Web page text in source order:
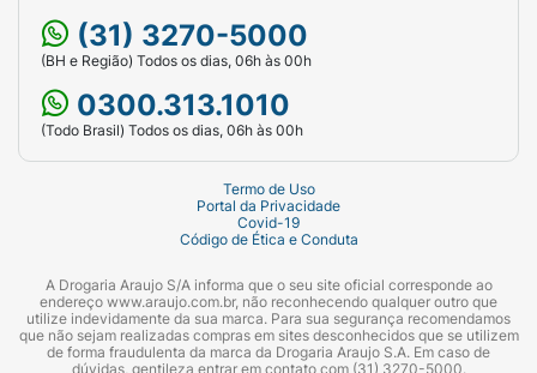
(31) 3270-5000
(BH e Região) Todos os dias, 06h às 00h
0300.313.1010
(Todo Brasil) Todos os dias, 06h às 00h
Termo de Uso
Portal da Privacidade
Covid-19
Código de Ética e Conduta
A Drogaria Araujo S/A informa que o seu site oficial corresponde ao
endereço www.araujo.com.br, não reconhecendo qualquer outro que
utilize indevidamente da sua marca. Para sua segurança recomendamos
que não sejam realizadas compras em sites desconhecidos que se utilizem
de forma fraudulenta da marca da Drogaria Araujo S.A. Em caso de
dúvidas, gentileza entrar em contato com (31) 3270-5000.